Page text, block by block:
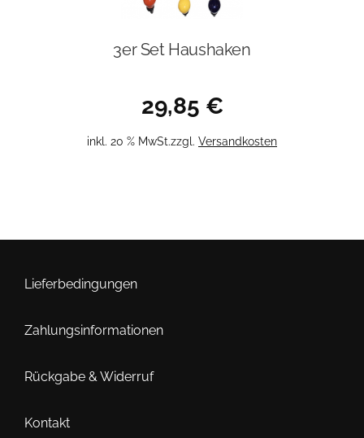
3er Set Haushaken
29,85 €
inkl. 20 % MwSt.zzgl. Versandkosten
Lieferbedingungen
Zahlungsinformationen
Rückgabe & Widerruf
Kontakt